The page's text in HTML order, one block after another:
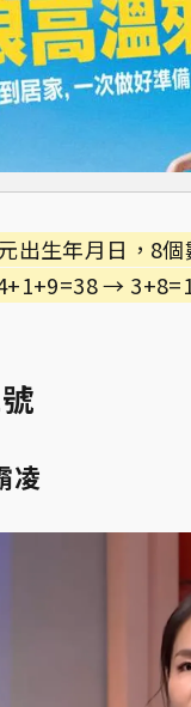
出生年月日，8
→
凌